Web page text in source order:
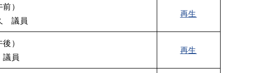
）
議員
再生
）
員
再生